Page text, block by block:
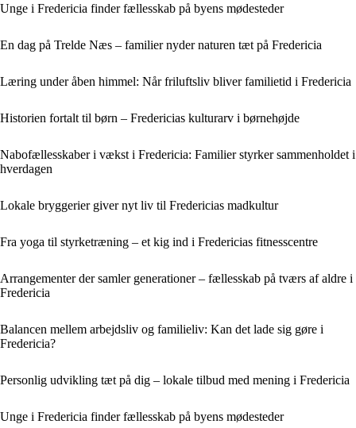
Unge i Fredericia finder fællesskab på byens mødesteder
En dag på Trelde Næs – familier nyder naturen tæt på Fredericia
Læring under åben himmel: Når friluftsliv bliver familietid i Fredericia
Historien fortalt til børn – Fredericias kulturarv i børnehøjde
Nabofællesskaber i vækst i Fredericia: Familier styrker sammenholdet i
hverdagen
Lokale bryggerier giver nyt liv til Fredericias madkultur
Fra yoga til styrketræning – et kig ind i Fredericias fitnesscentre
Arrangementer der samler generationer – fællesskab på tværs af aldre i
Fredericia
Balancen mellem arbejdsliv og familieliv: Kan det lade sig gøre i
Fredericia?
Personlig udvikling tæt på dig – lokale tilbud med mening i Fredericia
Unge i Fredericia finder fællesskab på byens mødesteder